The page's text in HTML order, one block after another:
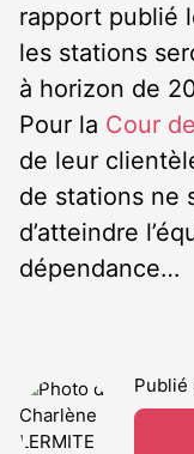
rapport publié
les stations
à horizon de
Pour la Cour
de leur
de stations ne
d’atteindre
dépendance…
Publié